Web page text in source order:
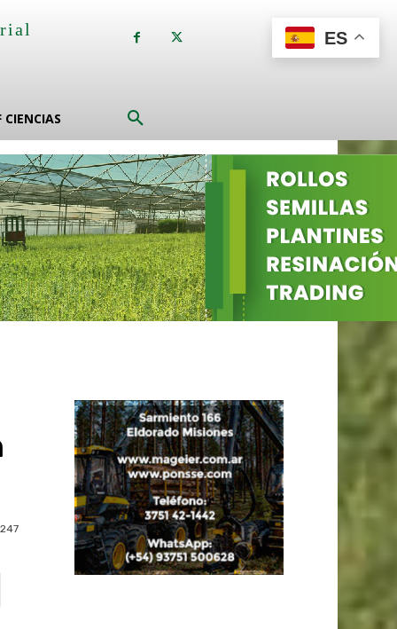
CIENCIAS
247
ES